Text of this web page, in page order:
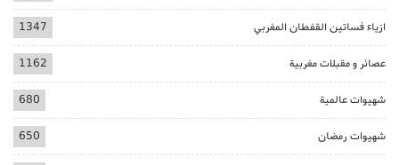
ازياء فساتين القفطان المغربي 1347
عصائر و مقبلات مغربية 1162
شهيوات عالمية 680
شهيوات رمضان 650